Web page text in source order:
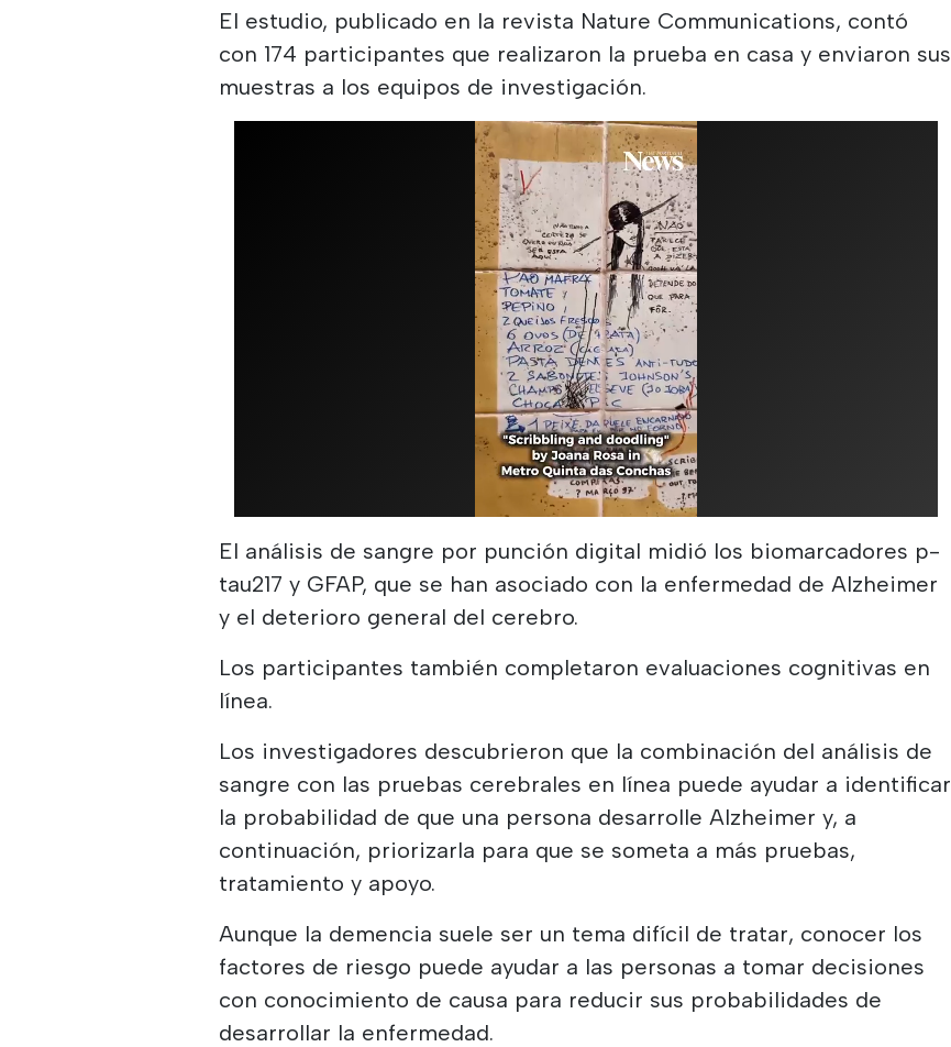
El estudio, publicado en la revista Nature Communications, contó
con 174 participantes que realizaron la prueba en casa y enviaron sus
muestras a los equipos de investigación.
El análisis de sangre por punción digital midió los biomarcadores p-
tau217 y GFAP, que se han asociado con la enfermedad de Alzheimer
y el deterioro general del cerebro.
Los participantes también completaron evaluaciones cognitivas en
línea.
Los investigadores descubrieron que la combinación del análisis de
sangre con las pruebas cerebrales en línea puede ayudar a identificar
la probabilidad de que una persona desarrolle Alzheimer y, a
continuación, priorizarla para que se someta a más pruebas,
tratamiento y apoyo.
Aunque la demencia suele ser un tema difícil de tratar, conocer los
factores de riesgo puede ayudar a las personas a tomar decisiones
con conocimiento de causa para reducir sus probabilidades de
desarrollar la enfermedad.